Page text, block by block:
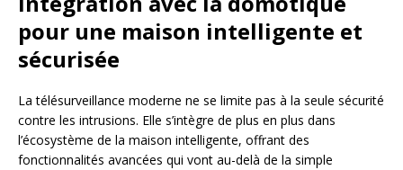
pour une maison intelligente et
sécurisée
La télésurveillance moderne ne se limite pas à la seule sécurité
contre les intrusions. Elle s’intègre de plus en plus dans
l’écosystème de la maison intelligente, offrant des
fonctionnalités avancées qui vont au-delà de la simple